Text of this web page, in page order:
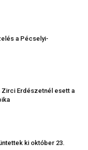
a Pécselyi-
Erdészetnél esett a
ki október 23.